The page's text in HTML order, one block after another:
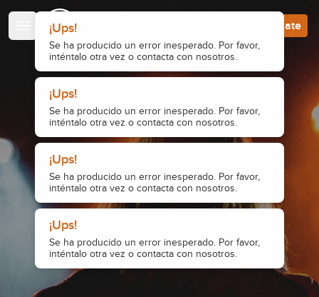
¡Ups!
Se ha producido un error inesperado. Por favor,
inténtalo otra vez o contacta con nosotros.
¡Ups!
Se ha producido un error inesperado. Por favor,
inténtalo otra vez o contacta con nosotros.
¡Ups!
Se ha producido un error inesperado. Por favor,
inténtalo otra vez o contacta con nosotros.
¡Ups!
Se ha producido un error inesperado. Por favor,
inténtalo otra vez o contacta con nosotros.
Regístrate
Escuela de Guitarristas